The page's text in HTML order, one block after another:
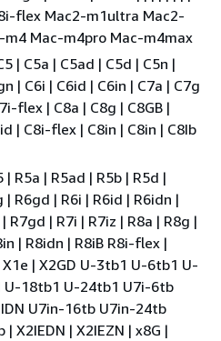
flex Mac2-m1ultra Mac2-
Mac-m4pro Mac-m4max
| C5a | C5ad | C5d | C5n |
| C6i | C6id | C6in | C7a | C7g
flex | C8a | C8g | C8GB |
| C8i-flex | C8in | C8in | C8Ib
| R5a | R5ad | R5b | R5d |
| R6gd | R6i | R6id | R6idn |
R7gd | R7i | R7iz | R8a | R8g |
| R8idn | R8iB R8i-flex |
X1e | X2GD U-3tb1 U-6tb1 U-
U-18tb1 U-24tb1 U7i-6tb
U7in-16tb U7in-24tb
X2IEDN | X2IEZN | x8G |